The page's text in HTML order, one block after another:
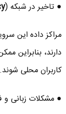
● تاخیر در شبکه (
مراکز داده این
دارند، بنابراین
کاربران محلی شوند.
● مشکلات زبانی و